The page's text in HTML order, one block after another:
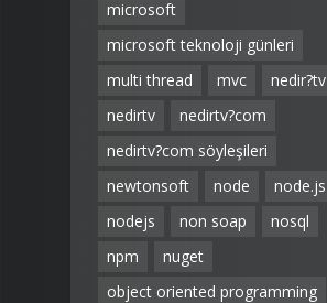
microsoft
microsoft teknoloji günleri
multi thread
mvc
nedir?tv
nedirtv
nedirtv?com
nedirtv?com söyleşileri
newtonsoft
node
node.js
nodejs
non soap
nosql
npm
nuget
object oriented programming